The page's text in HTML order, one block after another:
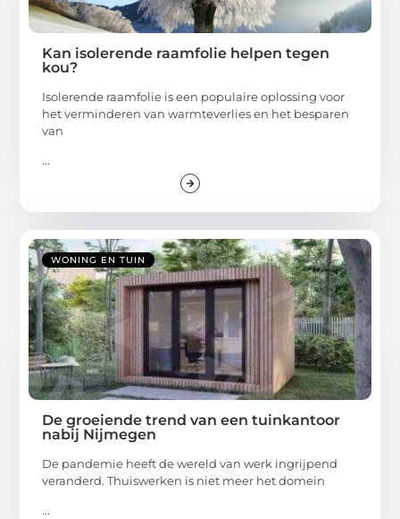
Kan isolerende raamfolie helpen tegen
kou?
Isolerende raamfolie is een populaire oplossing voor
het verminderen van warmteverlies en het besparen
van
...
WONING EN TUIN
De groeiende trend van een tuinkantoor
nabij Nijmegen
De pandemie heeft de wereld van werk ingrijpend
veranderd. Thuiswerken is niet meer het domein
...